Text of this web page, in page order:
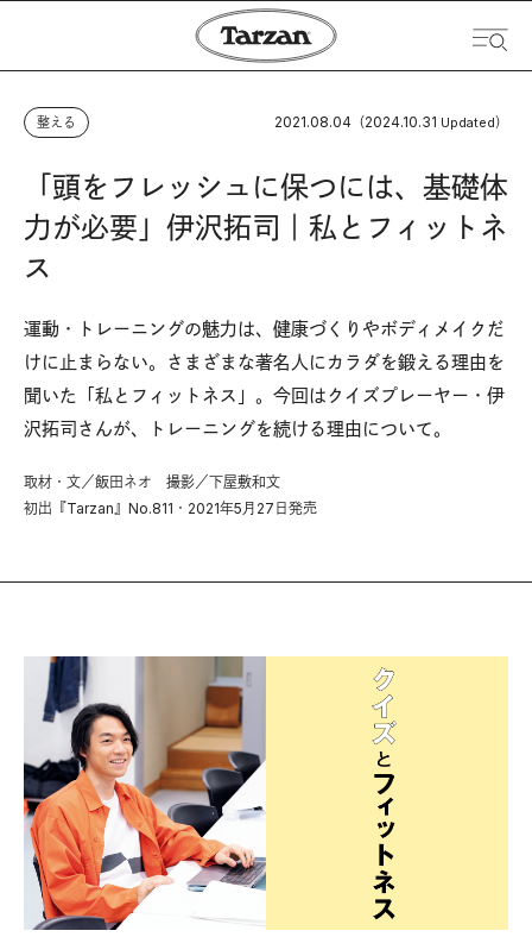
整える 2021.08.04 （2024.10.31 Updated）
「頭をフレッシュに保つには、基礎体
力が必要」伊沢拓司｜私とフィットネ
ス
運動・トレーニングの魅力は、健康づくりやボディメイクだ
けに止まらない。さまざまな著名人にカラダを鍛える理由を
聞いた「私とフィットネス」。今回はクイズプレーヤー・伊
沢拓司さんが、トレーニングを続ける理由について。
取材・文／飯田ネオ 撮影／下屋敷和文
初出『Tarzan』No.811・2021年5月27日発売